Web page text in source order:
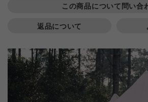
この商品について問い合
返品について